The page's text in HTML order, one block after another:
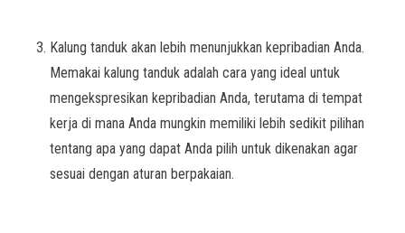
Kalung tanduk akan lebih menunjukkan kepribadian Anda.
Memakai kalung tanduk adalah cara yang ideal untuk
mengekspresikan kepribadian Anda, terutama di tempat
kerja di mana Anda mungkin memiliki lebih sedikit pilihan
tentang apa yang dapat Anda pilih untuk dikenakan agar
sesuai dengan aturan berpakaian.